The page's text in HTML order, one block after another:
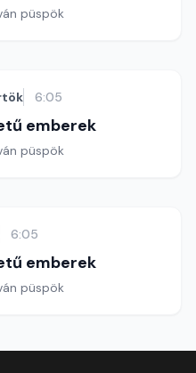
püspök
6:05
emberek
püspök
6:05
emberek
püspök